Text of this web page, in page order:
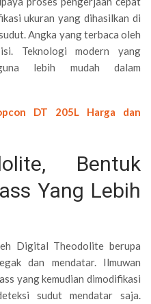
ukuran yang dihasilkan di
Angka yang terbaca oleh
Teknologi modern yang
lebih mudah dalam
DT 205L Harga dan
Bentuk
Yang Lebih
Digital Theodolite berupa
dan mendatar. Ilmuwan
yang kemudian dimodifikasi
sudut mendatar saja.